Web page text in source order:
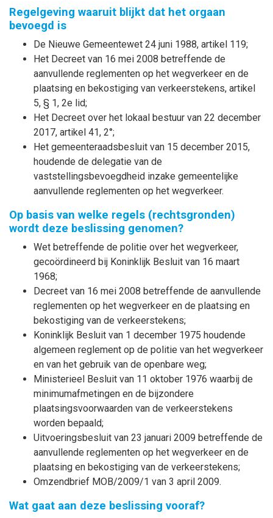
Regelgeving waaruit blijkt dat het orgaan
bevoegd is
De Nieuwe Gemeentewet 24 juni 1988, artikel 119;
Het Decreet van 16 mei 2008 betreffende de
aanvullende reglementen op het wegverkeer en de
plaatsing en bekostiging van verkeerstekens, artikel
5, § 1, 2e lid;
Het Decreet over het lokaal bestuur van 22 december
2017, artikel 41, 2°;
Het gemeenteraadsbesluit van 15 december 2015,
houdende de delegatie van de
vaststellingsbevoegdheid inzake gemeentelijke
aanvullende reglementen op het wegverkeer.
Op basis van welke regels (rechtsgronden)
wordt deze beslissing genomen?
Wet betreffende de politie over het wegverkeer,
gecoördineerd bij Koninklijk Besluit van 16 maart
1968;
Decreet van 16 mei 2008 betreffende de aanvullende
reglementen op het wegverkeer en de plaatsing en
bekostiging van de verkeerstekens;
Koninklijk Besluit van 1 december 1975 houdende
algemeen reglement op de politie van het wegverkeer
en van het gebruik van de openbare weg;
Ministerieel Besluit van 11 oktober 1976 waarbij de
minimumafmetingen en de bijzondere
plaatsingsvoorwaarden van de verkeerstekens
worden bepaald;
Uitvoeringsbesluit van 23 januari 2009 betreffende de
aanvullende reglementen op het wegverkeer en de
plaatsing en bekostiging van de verkeerstekens;
Omzendbrief MOB/2009/1 van 3 april 2009.
Wat gaat aan deze beslissing vooraf?